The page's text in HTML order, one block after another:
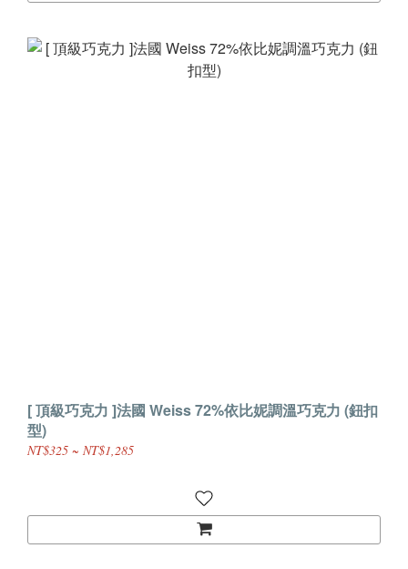
[ 頂級巧克力 ]法國 Weiss 72%依比妮調溫巧克力 (鈕扣
型)
NT$325 ~ NT$1,285